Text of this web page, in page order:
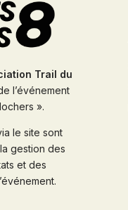
Trail du
l’événement
».
le site sont
gestion des
et des